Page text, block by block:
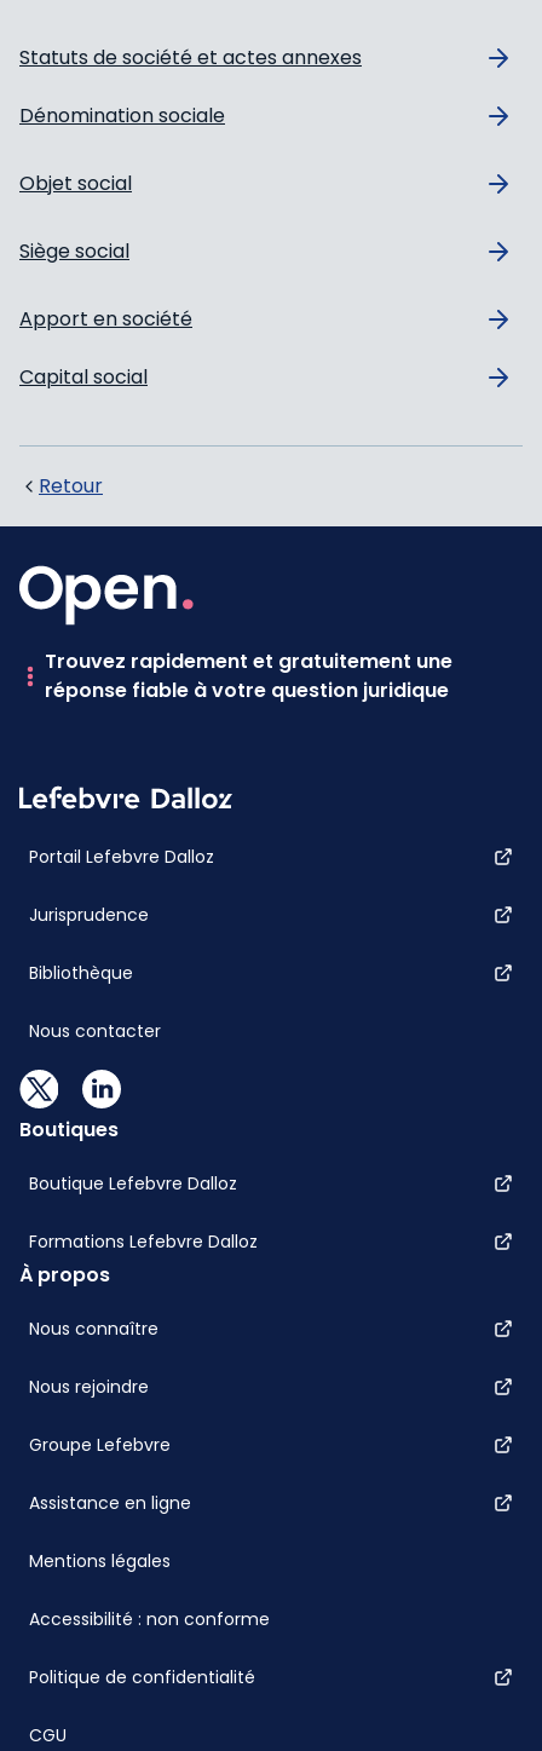
Statuts de société et actes annexes
Dénomination sociale
Objet social
Siège social
Apport en société
Capital social
Retour
Trouvez rapidement et gratuitement une
réponse fiable à votre question juridique
Portail Lefebvre Dalloz
Jurisprudence
Bibliothèque
Nous contacter
Boutiques
Boutique Lefebvre Dalloz
Formations Lefebvre Dalloz
À propos
Nous connaître
Nous rejoindre
Groupe Lefebvre
Assistance en ligne
Mentions légales
Accessibilité : non conforme
Politique de confidentialité
CGU